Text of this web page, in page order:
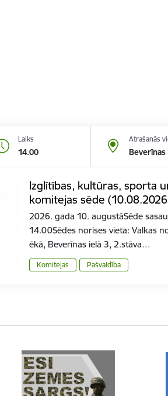
Laiks
14.00
Atrašanās
Beverīnas
Izglītības, kultūras, sporta
komitejas sēde
2026. gada 10. augustāSēde
14.00Sēdes norises vieta: Valkas
ēkā, Beverīnas ielā 3, 2.stāva…
Komitejas Pašvaldība